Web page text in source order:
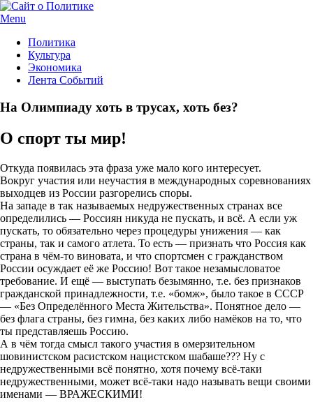
Menu
Политика
Культура
Экономика
Лента Событий
На Олимпиаду хоть в трусах, хоть без?
О спорт ты мир!
Откуда появилась эта фраза уже мало кого интересует.
Вокруг участия или неучастия в международных соревнованиях
выходцев из России разгорелись споры.
На западе в так называемых недружественных странах все
определились — Россиян никуда не пускать, и всё. А если уж
пускать, то обязательно через процедуры унижения — как
страны, так и самого атлета. То есть — признать что Россия как
страна в чём-то виновата, и что спортсмен с гражданством
России осуждает её же Россию! Вот такое незамысловатое
требование. И ещё — выступать безымянно, т.е. без признаков
гражданской принадлежности, т.е. «бомж», было такое в СССР
— «Без Определённого Места Жительства». Понятное дело —
без флага страны, без гимна, без каких либо намёков на то, что
ты представляешь Россию.
А в чём тогда смысл такого участия в омерзительном
шовинистском расистском нацистском шабаше??? Ну с
недружественными всё понятно, хотя почему всё-таки
недружественными, может всё-таки надо называть вещи своими
именами — ВРАЖЕСКИМИ!